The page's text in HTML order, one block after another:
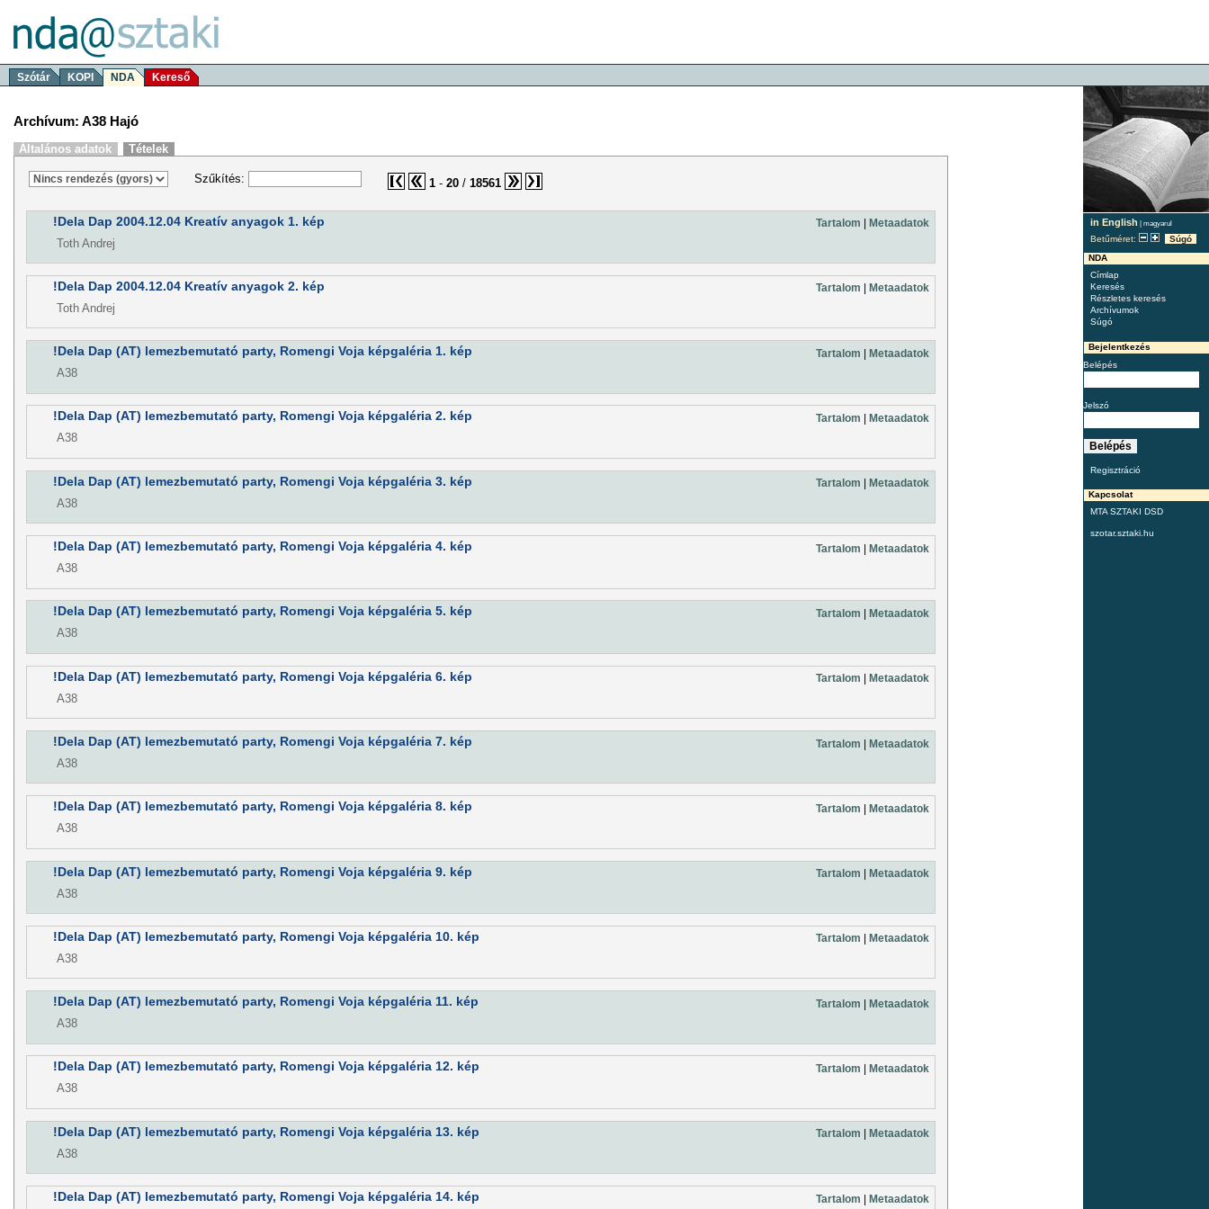
Szótár KOPI NDA Kereső
in English | magyarul
Betűméret:
Súgó
NDA
Címlap
Keresés
Részletes keresés
Archívumok
Súgó
Bejelentkezés
Belépés
Jelszó
Regisztráció
Kapcsolat
MTA SZTAKI DSD
szotar.sztaki.hu
Archívum: A38 Hajó
Általános adatok Tételek
Szűkítés: 1- 20/ 18561
!Dela Dap 2004.12.04 Kreatív anyagok 1. kép Tartalom Metaadatok
Toth Andrej
!Dela Dap 2004.12.04 Kreatív anyagok 2. kép Tartalom Metaadatok
Toth Andrej
!Dela Dap (AT) lemezbemutató party, Romengi Voja képgaléria 1. kép Tartalom | Metaadatok
A38
!Dela Dap (AT) lemezbemutató party, Romengi Voja képgaléria 2. kép Tartalom Metaadatok
A38
!Dela Dap (AT) lemezbemutató party, Romengi Voja képgaléria 3. kép Tartalom Metaadatok
A38
!Dela Dap (AT) lemezbemutató party, Romengi Voja képgaléria 4. kép Tartalom | Metaadatok
A38
!Dela Dap (AT) lemezbemutató party, Romengi Voja képgaléria 5. kép Tartalom Metaadatok
A38
!Dela Dap (AT) lemezbemutató party, Romengi Voja képgaléria 6. kép Tartalom Metaadatok
A38
!Dela Dap (AT) lemezbemutató party, Romengi Voja képgaléria 7. kép Tartalom | Metaadatok
A38
!Dela Dap (AT) lemezbemutató party, Romengi Voja képgaléria 8. kép Tartalom | Metaadatok
A38
!Dela Dap (AT) lemezbemutató party, Romengi Voja képgaléria 9. kép Tartalom Metaadatok
A38
!Dela Dap (AT) lemezbemutató party, Romengi Voja képgaléria 10. kép Tartalom Metaadatok
A38
!Dela Dap (AT) lemezbemutató party, Romengi Voja képgaléria 11. kép Tartalom | Metaadatok
A38
!Dela Dap (AT) lemezbemutató party, Romengi Voja képgaléria 12. kép Tartalom Metaadatok
A38
!Dela Dap (AT) lemezbemutató party, Romengi Voja képgaléria 13. kép Tartalom Metaadatok
A38
!Dela Dap (AT) lemezbemutató party, Romengi Voja képgaléria 14. kép Tartalom | Metaadatok